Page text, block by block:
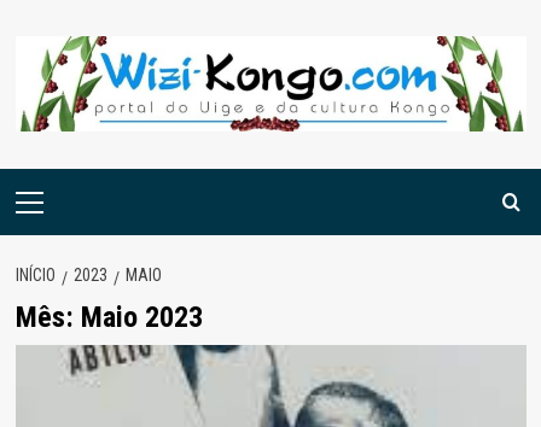
content
Menu
INÍCIO 2023 MAIO
Mês: Maio 2023